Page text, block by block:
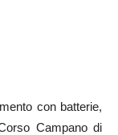
con batterie,
Campano di